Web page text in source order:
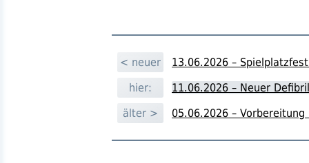
< neuer
13.06.2026 –
hier:
11.06.2026 – Neuer
älter >
05.06.2026 –